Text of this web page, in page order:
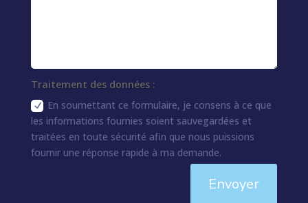
Traitement des données :
En soumettant ce formulaire, je consens à ce que
les informations fournies soient sauvegardées et
traitées en toute sécurité afin que nous puissions
fournir une réponse rapide à ma demande.
Envoyer